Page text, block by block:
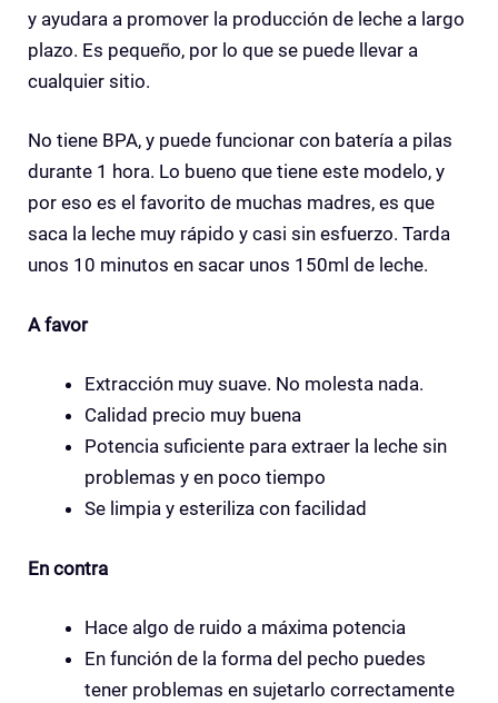
y ayudara a promover la producción de leche a largo
plazo. Es pequeño, por lo que se puede llevar a
cualquier sitio.
No tiene BPA, y puede funcionar con batería a pilas
durante 1 hora. Lo bueno que tiene este modelo, y
por eso es el favorito de muchas madres, es que
saca la leche muy rápido y casi sin esfuerzo. Tarda
unos 10 minutos en sacar unos 150ml de leche.
A favor
Extracción muy suave. No molesta nada.
Calidad precio muy buena
Potencia suficiente para extraer la leche sin
problemas y en poco tiempo
Se limpia y esteriliza con facilidad
En contra
Hace algo de ruido a máxima potencia
En función de la forma del pecho puedes
tener problemas en sujetarlo correctamente